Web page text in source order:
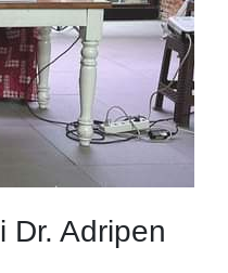
Dr. Adripen